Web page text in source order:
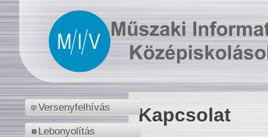
Versenyfelhívás
Lebonyolítás
Kapcsolat